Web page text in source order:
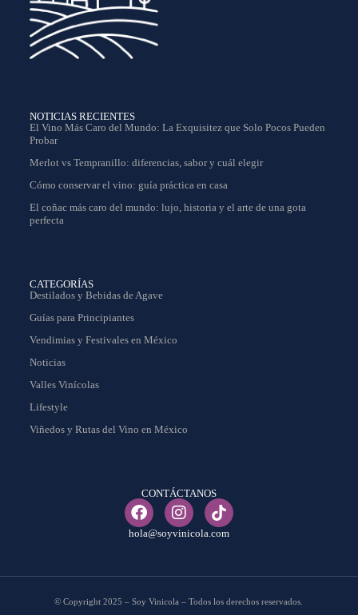
NOTICIAS RECIENTES
El Vino Más Caro del Mundo: La Exquisitez que Solo Pocos Pueden
Probar
Merlot vs Tempranillo: diferencias, sabor y cuál elegir
Cómo conservar el vino: guía práctica en casa
El coñac más caro del mundo: lujo, historia y el arte de una gota
perfecta
CATEGORÍAS
Destilados y Bebidas de Agave
Guías para Principiantes
Vendimias y Festivales en México
Noticias
Valles Vinícolas
Lifestyle
Viñedos y Rutas del Vino en México
CONTÁCTANOS
hola@soyvinicola.com
© Copyright 2025 – Soy Vinicola – Todos los derechos reservados.